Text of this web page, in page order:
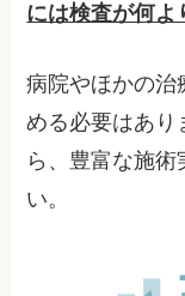
には検査が何よ
病院やほかの治
める必要はあり
ら、豊富な施術
い。